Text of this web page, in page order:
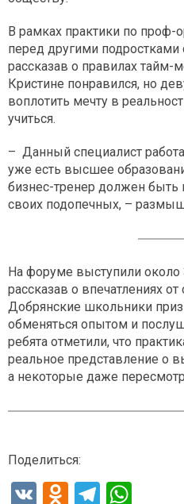
В рамках практики по проф-
перед другими
рассказав о правилах
Кристине понравился, но
воплотить мечту в
учиться.
– Данный специалист
уже есть высшее
бизнес-тренер должен быть
своих подопечных, –
На форуме выступили около
рассказав о впечатлениях
Добрянские школьники
обменяться опытом и
ребята отметили, что
реальное представление о
а некоторые даже
Поделиться:
V
O
T